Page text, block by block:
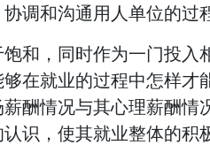
调和沟通用人单位的过
和，同时作为一门投入
在就业的过程中怎样才
酬情况与其心理薪酬情
识，使其就业整体的积